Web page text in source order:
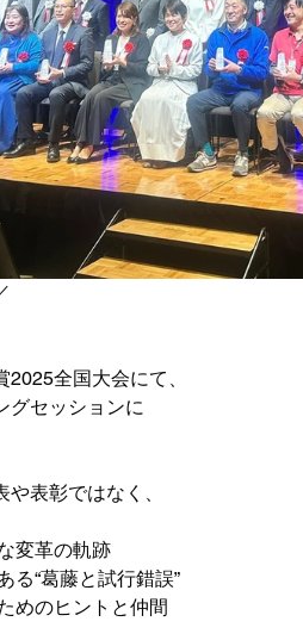
全国大会にて、
グセッションに
表彰ではなく、
変革の軌跡
る“葛藤と試行錯誤”
めのヒントと仲間